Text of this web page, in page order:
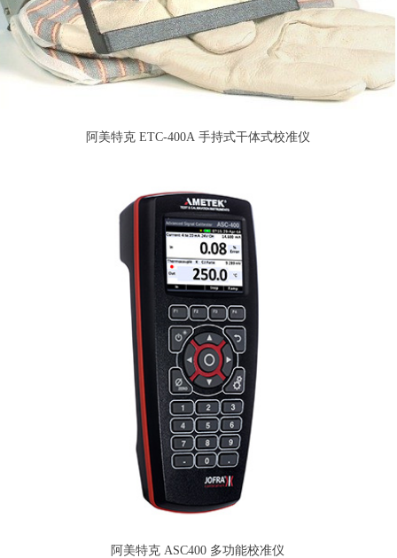
阿美特克 ETC-400A 手持式干体式校准仪
阿美特克 ASC400 多功能校准仪